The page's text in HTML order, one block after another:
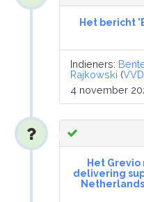
Het bericht
Indieners:
Rajkowski (VVD
4 november
Het
delivering